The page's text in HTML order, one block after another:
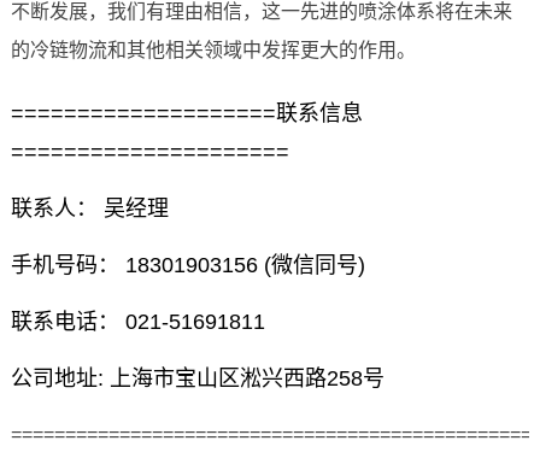
不断发展，我们有理由相信，这一先进的喷涂体系将在未来
的冷链物流和其他相关领域中发挥更大的作用。
====================联系信息
=====================
联系人： 吴经理
手机号码： 18301903156 (微信同号)
联系电话： 021-51691811
公司地址: 上海市宝山区淞兴西路258号